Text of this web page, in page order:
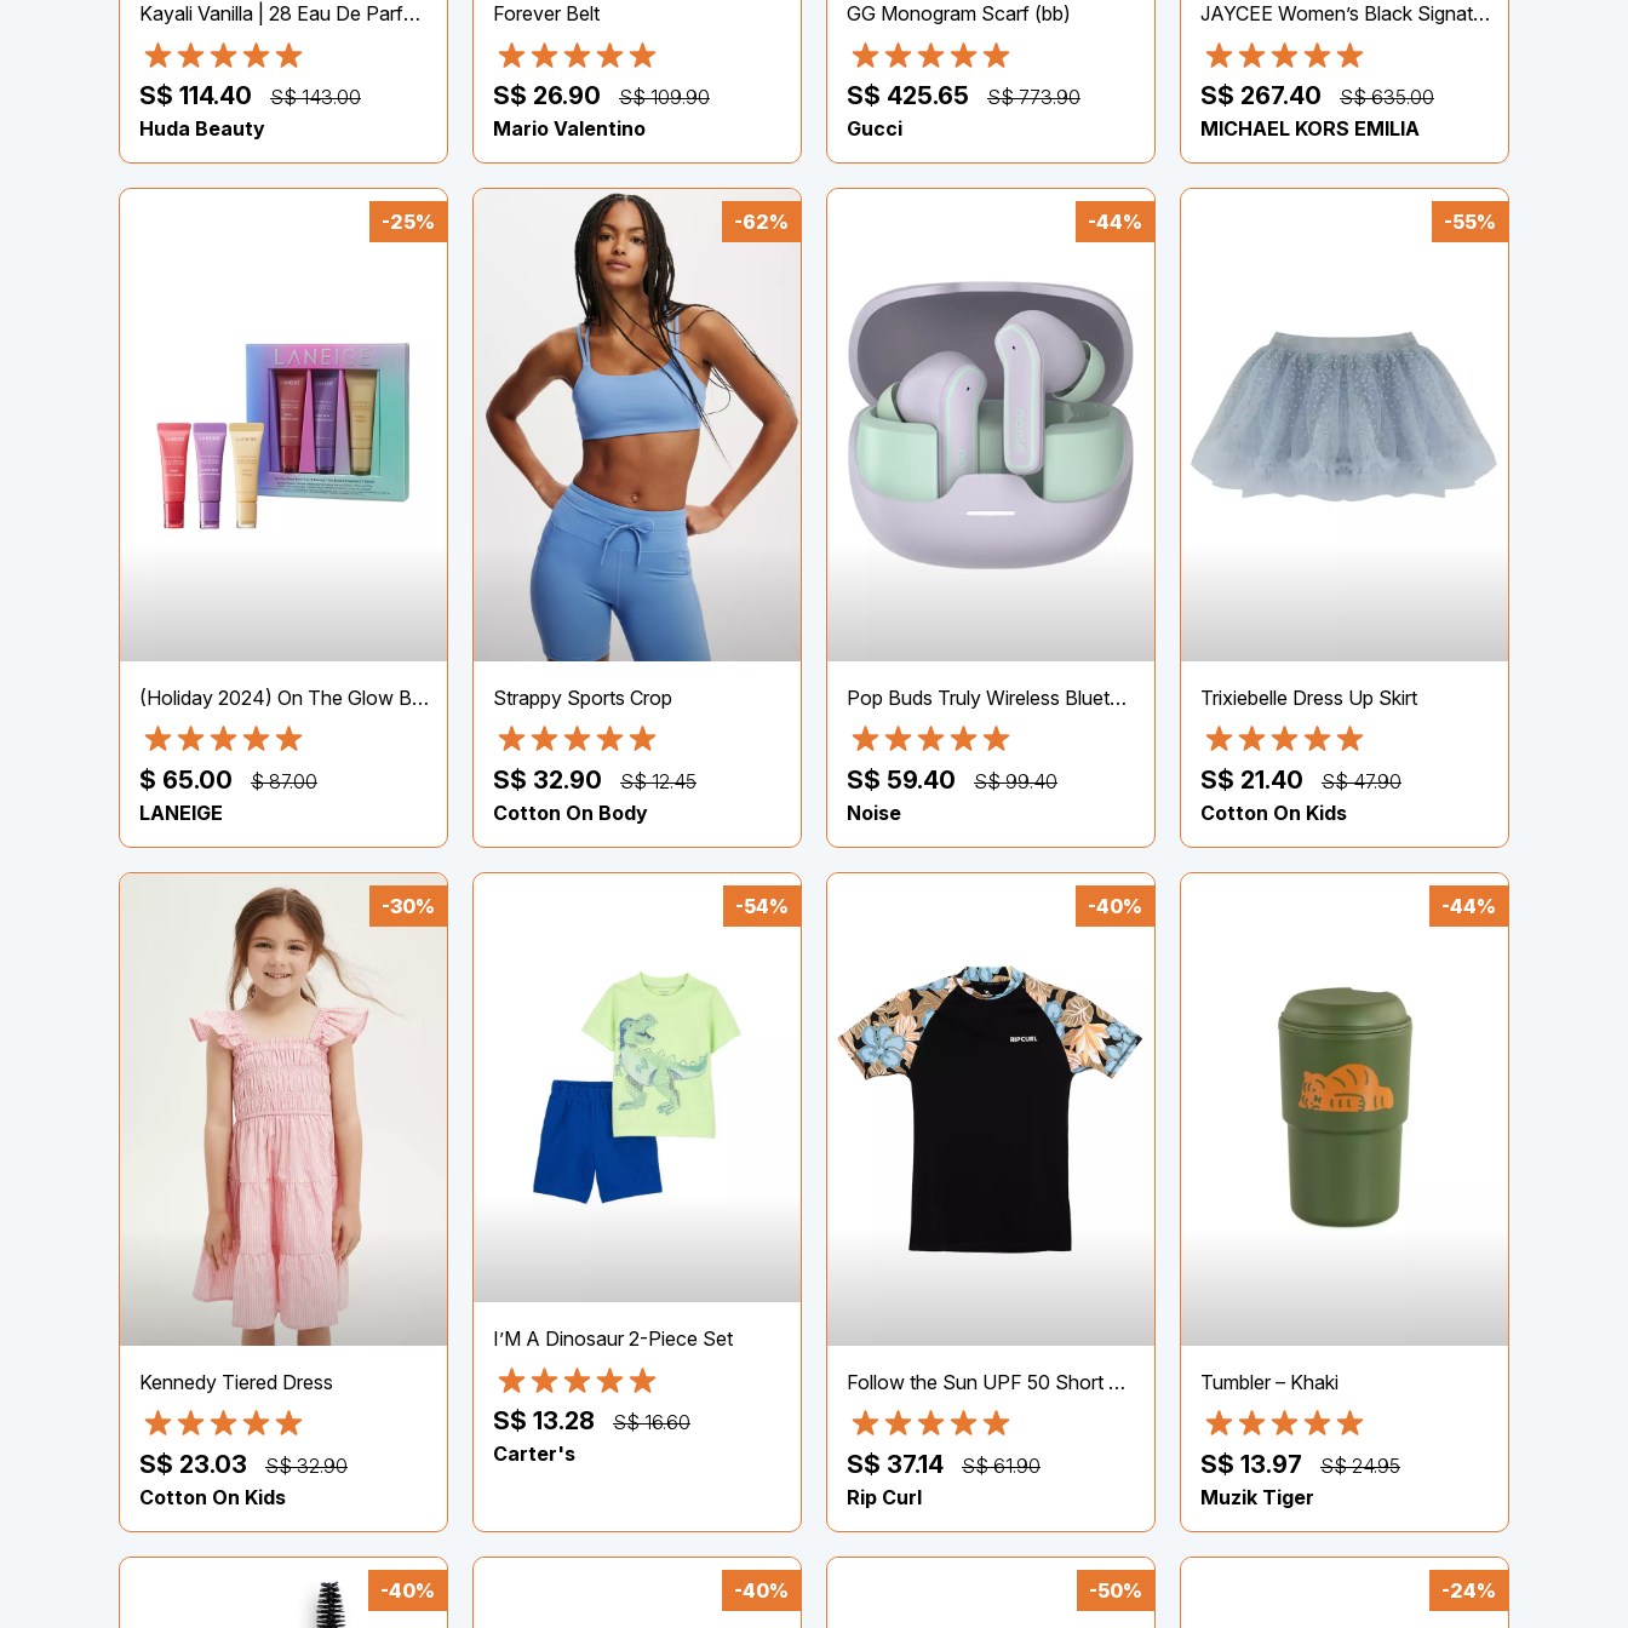
Kayali Vanilla | 28 Eau De Parfum – 50ml
S$ 114.40
S$ 143.00
Huda Beauty
Forever Belt
S$ 26.90
S$ 109.90
Mario Valentino
GG Monogram Scarf (bb)
S$ 425.65
S$ 773.90
Gucci
JAYCEE Women’s Black Signature Pattern Backpack
S$ 267.40
S$ 635.00
MICHAEL KORS EMILIA
-25%
(Holiday 2024) On The Glow Balm Trio
$ 65.00
$ 87.00
LANEIGE
-62%
Strappy Sports Crop
S$ 32.90
S$ 12.45
Cotton On Body
-44%
Pop Buds Truly Wireless Bluetooth Earbud – Lilac Pop
S$ 59.40
S$ 99.40
Noise
-55%
Trixiebelle Dress Up Skirt
S$ 21.40
S$ 47.90
Cotton On Kids
-30%
Kennedy Tiered Dress
S$ 23.03
S$ 32.90
Cotton On Kids
-54%
I’M A Dinosaur 2-Piece Set
S$ 13.28
S$ 16.60
Carter's
-40%
Follow the Sun UPF 50 Short Sleeves Rash Vest
S$ 37.14
S$ 61.90
Rip Curl
-44%
Tumbler – Khaki
S$ 13.97
S$ 24.95
Muzik Tiger
-40% -40% -50% -24%